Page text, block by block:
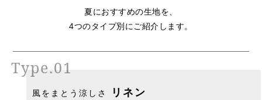
夏におすすめの生地を、
4つのタイプ別にご紹介します。
Type.01
風をまとう涼しさ リネン